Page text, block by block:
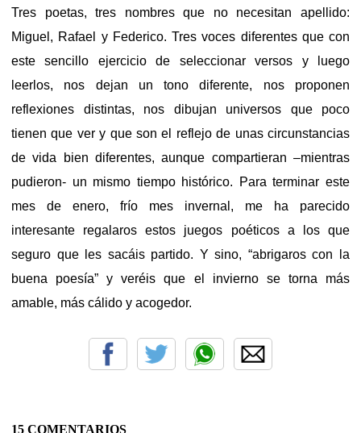
Tres poetas, tres nombres que no necesitan apellido:
Miguel, Rafael y Federico. Tres voces diferentes que con
este sencillo ejercicio de seleccionar versos y luego
leerlos, nos dejan un tono diferente, nos proponen
reflexiones distintas, nos dibujan universos que poco
tienen que ver y que son el reflejo de unas circunstancias
de vida bien diferentes, aunque compartieran –mientras
pudieron- un mismo tiempo histórico. Para terminar este
mes de enero, frío mes invernal, me ha parecido
interesante regalaros estos juegos poéticos a los que
seguro que les sacáis partido. Y sino, “abrigaros con la
buena poesía” y veréis que el invierno se torna más
amable, más cálido y acogedor.
15 COMENTARIOS